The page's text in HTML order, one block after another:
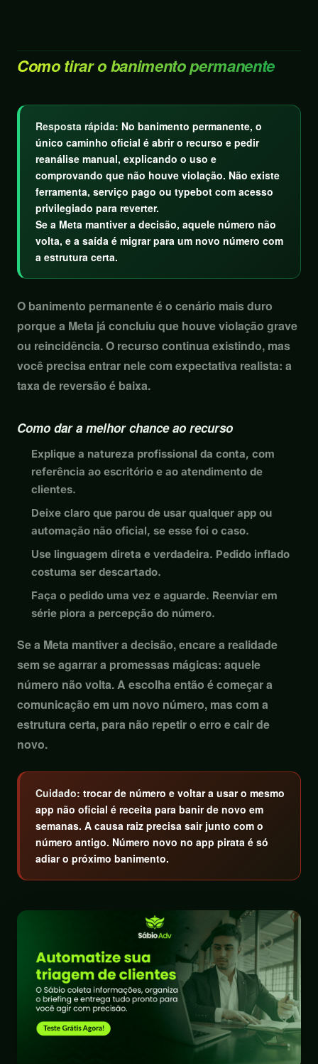
Como tirar o banimento permanente
Resposta rápida: No banimento permanente, o
único caminho oficial é abrir o recurso e pedir
reanálise manual, explicando o uso e
comprovando que não houve violação. Não existe
ferramenta, serviço pago ou typebot com acesso
privilegiado para reverter.
Se a Meta mantiver a decisão, aquele número não
volta, e a saída é migrar para um novo número com
a estrutura certa.
O banimento permanente é o cenário mais duro
porque a Meta já concluiu que houve violação grave
ou reincidência. O recurso continua existindo, mas
você precisa entrar nele com expectativa realista: a
taxa de reversão é baixa.
Como dar a melhor chance ao recurso
Explique a natureza profissional da conta, com
referência ao escritório e ao atendimento de
clientes.
Deixe claro que parou de usar qualquer app ou
automação não oficial, se esse foi o caso.
Use linguagem direta e verdadeira. Pedido inflado
costuma ser descartado.
Faça o pedido uma vez e aguarde. Reenviar em
série piora a percepção do número.
Se a Meta mantiver a decisão, encare a realidade
sem se agarrar a promessas mágicas: aquele
número não volta. A escolha então é começar a
comunicação em um novo número, mas com a
estrutura certa, para não repetir o erro e cair de
novo.
Cuidado: trocar de número e voltar a usar o mesmo
app não oficial é receita para banir de novo em
semanas. A causa raiz precisa sair junto com o
número antigo. Número novo no app pirata é só
adiar o próximo banimento.